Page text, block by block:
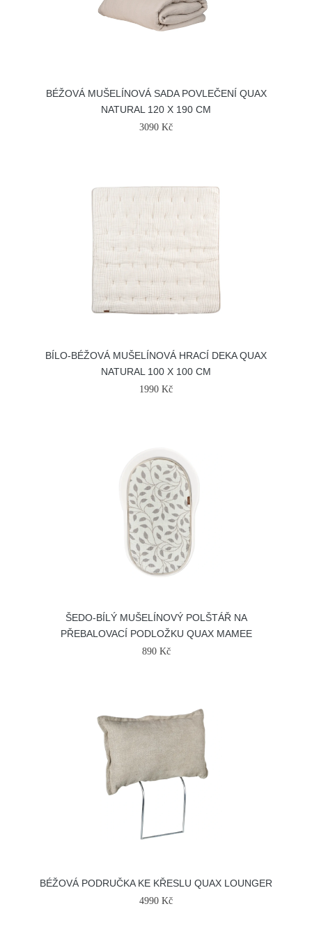
BÉŽOVÁ MUŠELÍNOVÁ SADA POVLEČENÍ QUAX
NATURAL 120 X 190 CM
3090 Kč
BÍLO-BÉŽOVÁ MUŠELÍNOVÁ HRACÍ DEKA QUAX
NATURAL 100 X 100 CM
1990 Kč
ŠEDO-BÍLÝ MUŠELÍNOVÝ POLŠTÁŘ NA
PŘEBALOVACÍ PODLOŽKU QUAX MAMEE
890 Kč
BÉŽOVÁ PODRUČKA KE KŘESLU QUAX LOUNGER
4990 Kč